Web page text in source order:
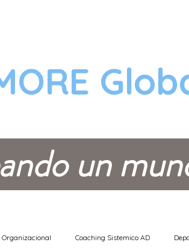
un
Coaching Sistemico AD